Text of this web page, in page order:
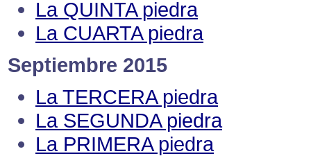
La QUINTA piedra
La CUARTA piedra
Septiembre 2015
La TERCERA piedra
La SEGUNDA piedra
La PRIMERA piedra